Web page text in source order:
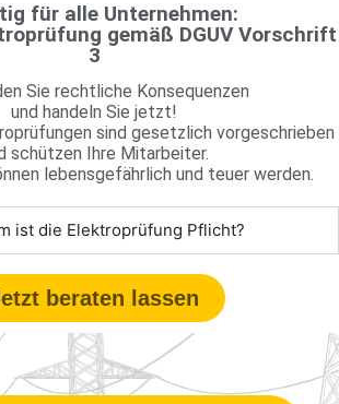
für alle Unternehmen:
gemäß DGUV Vorschrift
3
Sie rechtliche Konsequenzen
und handeln Sie jetzt!
sind gesetzlich vorgeschrieben
schützen Ihre Mitarbeiter.
lebensgefährlich und teuer werden.
ist die Elektroprüfung Pflicht?
beraten lassen